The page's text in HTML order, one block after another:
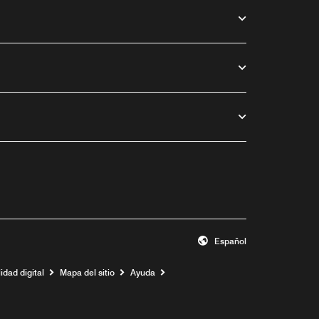
Español
digital Mapa del sitio Ayuda